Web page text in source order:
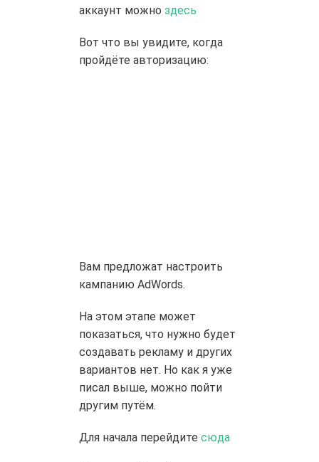
аккаунт можноздесь
Вот что вы увидите, когда
пройдёте авторизацию:
Вам предложат настроить
кампанию AdWords.
На этом этапе может
показаться, что нужно будет
создавать рекламу и других
вариантов нет. Но как я уже
писал выше, можно пойти
другим путём.
Для начала перейдитесюда